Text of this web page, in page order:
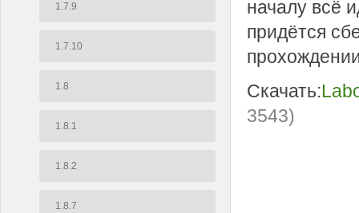
1.7.9
1.7.10
1.8
1.8.1
1.8.2
1.8.7
началу всё
придётся
Скачать:
3543)